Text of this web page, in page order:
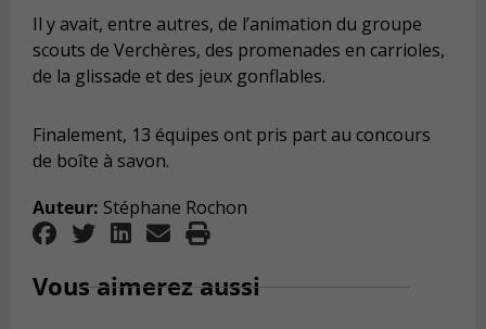
Il y avait, entre autres, de l’animation du groupe
scouts de Verchères, des promenades en carrioles,
de la glissade et des jeux gonflables.
Finalement, 13 équipes ont pris part au concours
de boîte à savon.
Auteur: Stéphane Rochon
Vous aimerez aussi